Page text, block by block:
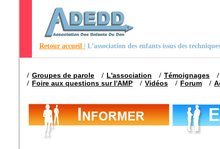
Retour accueil | L’association des enfants issus des
Groupes de parole L'association
Témoignages
Foire aux questions sur l'AMP
Vidéos Forum